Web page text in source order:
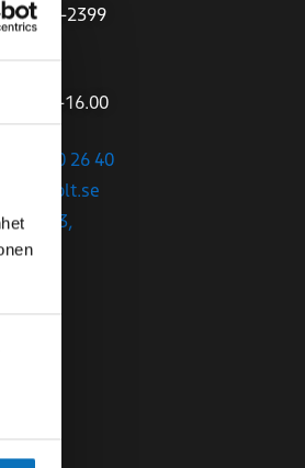
2399
07.00-16.00
– 680 26 40
3,